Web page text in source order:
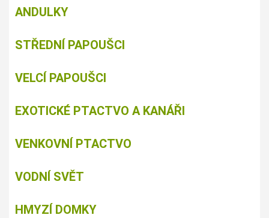
ANDULKY
STŘEDNÍ PAPOUŠCI
VELCÍ PAPOUŠCI
EXOTICKÉ PTACTVO A KANÁŘI
VENKOVNÍ PTACTVO
VODNÍ SVĚT
HMYZÍ DOMKY